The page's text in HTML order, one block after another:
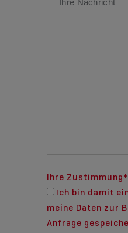
Ihre Zustimmung*
Ich bin damit
meine Daten zur
Anfrage